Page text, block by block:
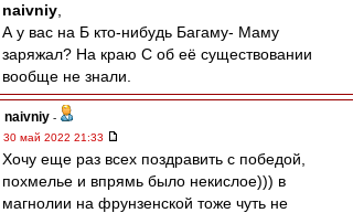
naivniy
А у вас на Б кто-нибудь Багаму- Маму
заряжал? На краю С об её существовании
вообще не знали.
naivniy -
30 май 2022 21:33
Хочу еще раз всех поздравить с победой,
похмелье и впрямь было некислое))) в
магнолии на фрунзенской тоже чуть не